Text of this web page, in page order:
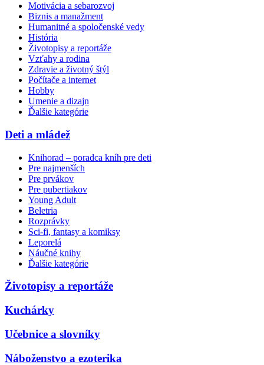
Motivácia a sebarozvoj
Biznis a manažment
Humanitné a spoločenské vedy
História
Životopisy a reportáže
Vzťahy a rodina
Zdravie a životný štýl
Počítače a internet
Hobby
Umenie a dizajn
Ďalšie kategórie
Deti a mládež
Knihorad – poradca kníh pre deti
Pre najmenších
Pre prvákov
Pre pubertiakov
Young Adult
Beletria
Rozprávky
Sci-fi, fantasy a komiksy
Leporelá
Náučné knihy
Ďalšie kategórie
Životopisy a reportáže
Kuchárky
Učebnice a slovníky
Náboženstvo a ezoterika